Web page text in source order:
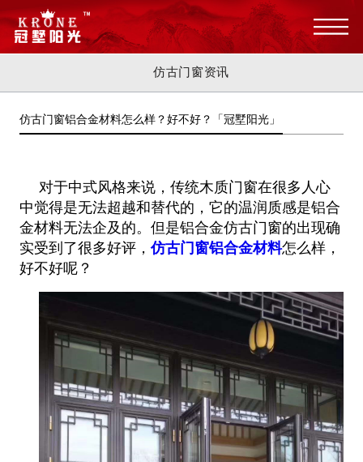
仿古门窗资讯
仿古门窗铝合金材料怎么样？好不好？「冠墅阳光」
对于中式风格来说，传统木质门窗在很多人心
中觉得是无法超越和替代的，它的温润质感是铝合
金材料无法企及的。但是铝合金仿古门窗的出现确
实受到了很多好评，仿古门窗铝合金材料怎么样，
好不好呢？